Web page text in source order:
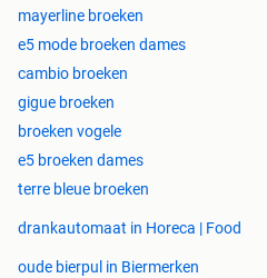
mayerline broeken
e5 mode broeken dames
cambio broeken
gigue broeken
broeken vogele
e5 broeken dames
terre bleue broeken
drankautomaat in Horeca | Food
oude bierpul in Biermerken